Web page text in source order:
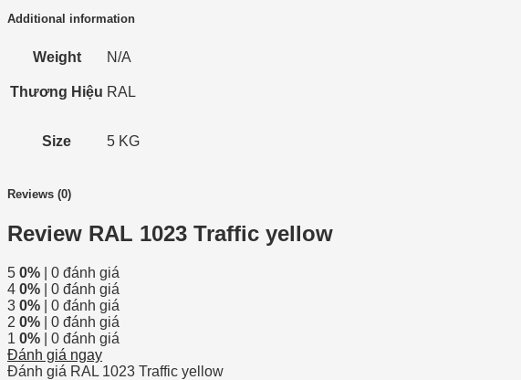
Additional information
Weight N/A
Thương Hiệu RAL
Size 5 KG
Reviews (0)
Review RAL 1023 Traffic yellow
5 0% | 0 đánh giá
4 0% | 0 đánh giá
3 0% | 0 đánh giá
2 0% | 0 đánh giá
1 0% | 0 đánh giá
Đánh giá ngay
Đánh giá RAL 1023 Traffic yellow